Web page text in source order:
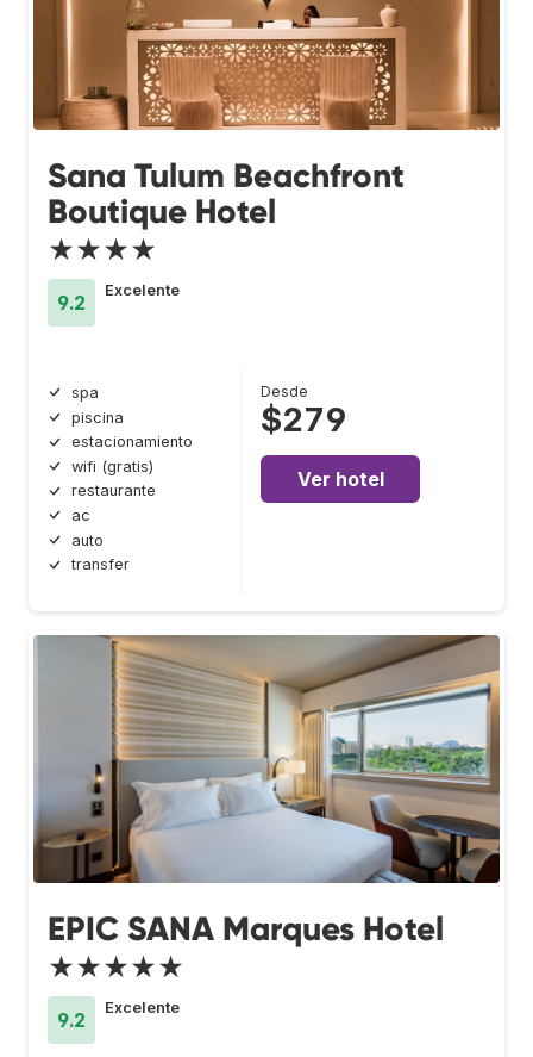
Sana Tulum Beachfront
Boutique Hotel
★★★★
9.2
Excelente
spa
piscina
estacionamiento
wifi (gratis)
restaurante
ac
auto
transfer
Desde
$279
Ver hotel
EPIC SANA Marques Hotel
★★★★★
9.2
Excelente